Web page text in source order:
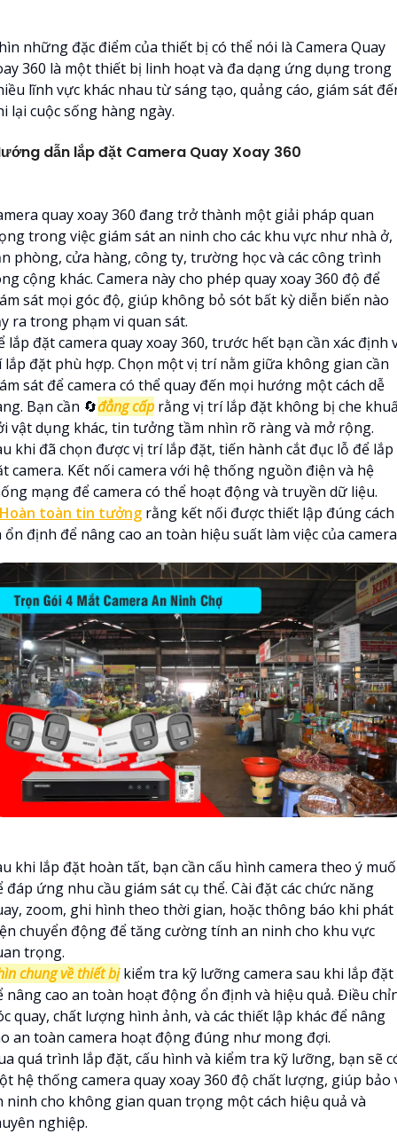
những đặc điểm của thiết bị có thể nói là Camera Quay
360 là một thiết bị linh hoạt và đa dạng ứng dụng trong
lĩnh vực khác nhau từ sáng tạo, quảng cáo, giám sát
lại cuộc sống hàng ngày.
dẫn lắp đặt Camera Quay Xoay 360
quay xoay 360 đang trở thành một giải pháp quan
trong việc giám sát an ninh cho các khu vực như nhà ở,
phòng, cửa hàng, công ty, trường học và các công trình
cộng khác. Camera này cho phép quay xoay 360 độ để
sát mọi góc độ, giúp không bỏ sót bất kỳ diễn biến nào
ra trong phạm vi quan sát.
lắp đặt camera quay xoay 360, trước hết bạn cần xác định
lắp đặt phù hợp. Chọn một vị trí nằm giữa không gian cần
sát để camera có thể quay đến mọi hướng một cách dễ
Bạn cần 🔄đẳng cấp rằng vị trí lắp đặt không bị che
vật dụng khác, tin tưởng tầm nhìn rõ ràng và mở rộng.
khi đã chọn được vị trí lắp đặt, tiến hành cắt đục lỗ để lắp
camera. Kết nối camera với hệ thống nguồn điện và hệ
mạng để camera có thể hoạt động và truyền dữ liệu.
Hoàn toàn tin tưởng rằng kết nối được thiết lập đúng cách
ổn định để nâng cao an toàn hiệu suất làm việc của
khi lắp đặt hoàn tất, bạn cần cấu hình camera theo ý
đáp ứng nhu cầu giám sát cụ thể. Cài đặt các chức năng
zoom, ghi hình theo thời gian, hoặc thông báo khi phát
chuyển động để tăng cường tính an ninh cho khu vực
trọng.
chung về thiết bịkiểm tra kỹ lưỡng camera sau khi lắp đặt
nâng cao an toàn hoạt động ổn định và hiệu quả. Điều
quay, chất lượng hình ảnh, và các thiết lập khác để nâng
an toàn camera hoạt động đúng như mong đợi.
quá trình lắp đặt, cấu hình và kiểm tra kỹ lưỡng, bạn sẽ
hệ thống camera quay xoay 360 độ chất lượng, giúp bảo
ninh cho không gian quan trọng một cách hiệu quả và
nghiệp.